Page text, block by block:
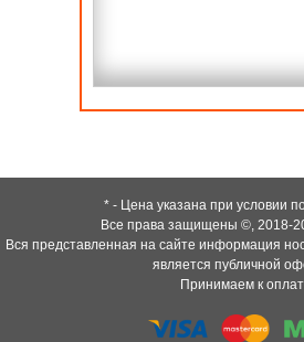
* - Цена указана при условии
Все права защищены ©, 2018-
Вся представленная на сайте информация
является публичной
Принимаем к